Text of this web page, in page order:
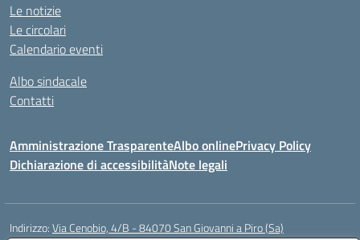
Le notizie
Le circolari
Calendario eventi
Albo sindacale
Contatti
Amministrazione TrasparenteAlbo onlinePrivacy Policy
Dichiarazione di accessibilitàNote legali
Indirizzo:Via Cenobio, 4/B - 84070 San Giovanni a Piro (Sa)